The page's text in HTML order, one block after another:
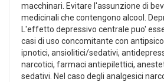
macchinari. Evitare l'assunzione di
medicinali che contengono alcool.
L'effetto depressivo centrale puo'
casi di uso concomitante con
ipnotici, ansiolitici/sedativi,
narcotici, farmaci antiepilettici,
sedativi. Nel caso degli analgesici